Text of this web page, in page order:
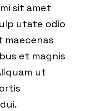
sit amet
utate odio
et magnis
ut